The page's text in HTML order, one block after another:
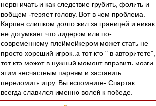
нервничать и как следствие грубить, фолить и
вобщем -теряет голову. Вот в чем проблема.
Карпин слишком долго жил за границей и никак
не дотумкает что лидером или по-
современному плеймейкером может стать не
просто хороший игрок..а тот кто " в авторитете",
тот кто может в нужный момент вправить мозги
этим несчастным парням и заставить
переломить игру. Вы вспомните- Спартак
всегда славился именно волей к победе.